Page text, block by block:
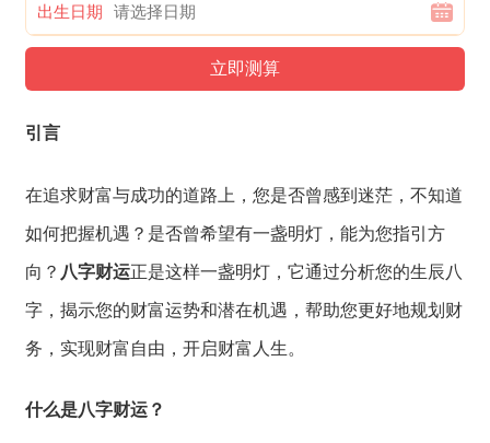
出生日期
引言
在追求财富与成功的道路上， 您是否曾感到迷茫， 不知道
如何把握机遇？ 是否曾希望有一盏明灯， 能为您指引方
向？ 八字财运正是这样一盏明灯， 它通过分析您的生辰八
字， 揭示您的财富运势和潜在机遇， 帮助您更好地规划财
务， 实现财富自由， 开启财富人生。
什么是八字财运？